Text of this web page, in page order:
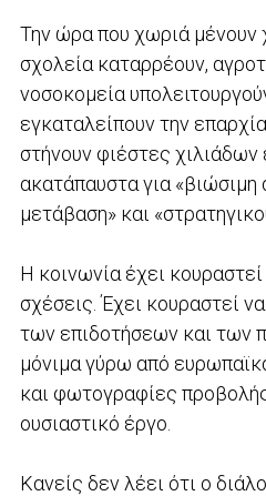
Την ώρα που χωριά μένουν
σχολεία καταρρέουν,
νοσοκομεία
εγκαταλείπουν την
στήνουν φιέστες
ακατάπαυστα για «βιώσιμη
μετάβαση» και
Η κοινωνία έχει
σχέσεις. Έχει κουραστεί
των επιδοτήσεων και των
μόνιμα γύρω από
και φωτογραφίες
ουσιαστικό έργο.
Κανείς δεν λέει ότι ο